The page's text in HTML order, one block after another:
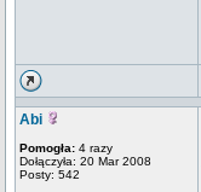
Abi
Pomogła: 4 razy
Dołączyła: 20 Mar 2008
Posty: 542